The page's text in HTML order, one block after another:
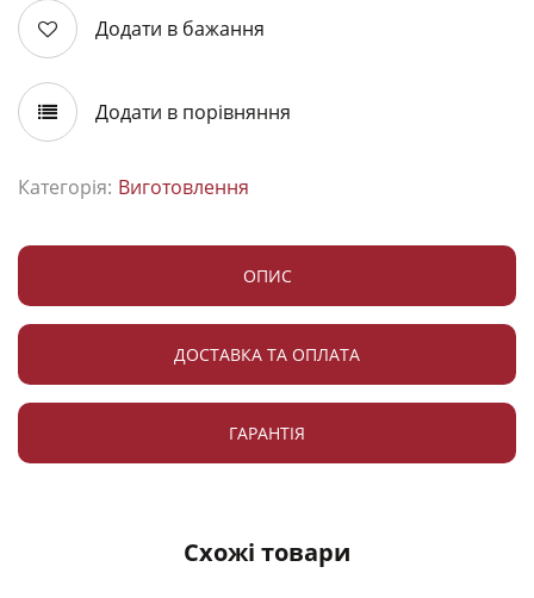
Додати в бажання
Додати в порівняння
Категорія: Виготовлення
ОПИС
ДОСТАВКА ТА ОПЛАТА
ГАРАНТІЯ
Схожі товари